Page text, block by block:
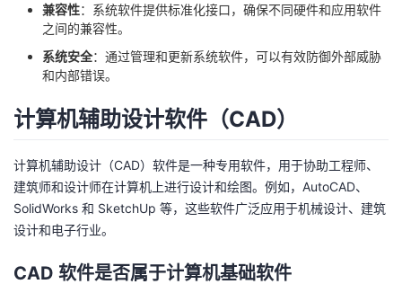
兼容性：系统软件提供标准化接口，确保不同硬件和应用软件
之间的兼容性。
系统安全：通过管理和更新系统软件，可以有效防御外部威胁
和内部错误。
计算机辅助设计软件（CAD）
计算机辅助设计（CAD）软件是一种专用软件，用于协助工程师、
建筑师和设计师在计算机上进行设计和绘图。例如，AutoCAD、
SolidWorks 和 SketchUp 等，这些软件广泛应用于机械设计、建筑
设计和电子行业。
CAD 软件是否属于计算机基础软件